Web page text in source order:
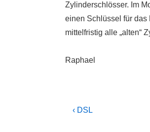
Zylinderschlösser. Im
einen Schlüssel für das
mittelfristig alle „alten“
Raphael
Previous
‹ DSL